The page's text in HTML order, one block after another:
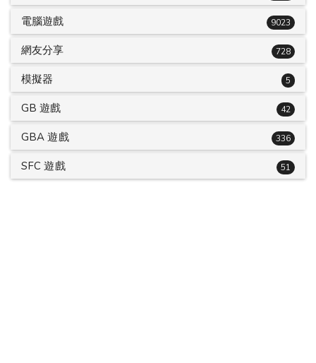
電腦遊戲 9023
網友分享 728
模擬器 5
GB 遊戲 42
GBA 遊戲 336
SFC 遊戲 51